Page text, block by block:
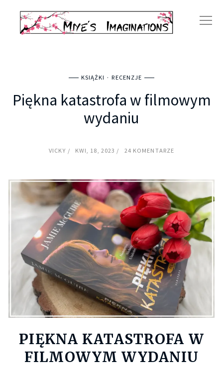
KSIĄŻKI RECENZJE
Piękna katastrofa w filmowym
wydaniu
VICKY KWI, 18, 2023 24 KOMENTARZE
PIĘKNA KATASTROFA W
FILMOWYM WYDANIU